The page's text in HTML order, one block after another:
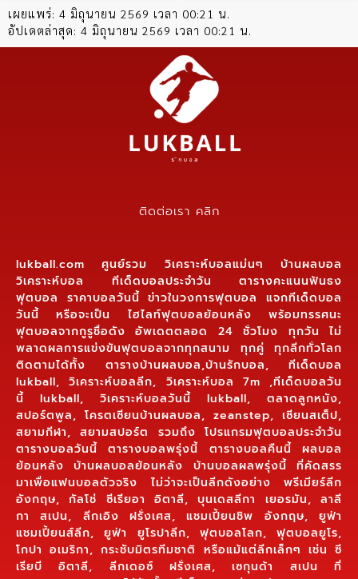
เผยแพร่: 4 มิถุนายน 2569 เวลา 00:21 น.
อัปเดตล่าสุด: 4 มิถุนายน 2569 เวลา 00:21 น.
ติดต่อเรา คลิก
lukball.com ศูนย์รวม วิเคราะห์บอลแม่นๆ บ้านผลบอล
วิเคราะห์บอล ทีเด็ดบอลประจำวัน ตารางคะแนนฟันธง
ฟุตบอล ราคาบอลวันนี้ ข่าวในวงการฟุตบอล แจกทีเด็ดบอล
วันนี้ หรือจะเป็น ไฮไลท์ฟุตบอลย้อนหลัง พร้อมทรรศนะ
ฟุตบอลจากกูรูชื่อดัง อัพเดตตลอด 24 ชั่วโมง ทุกวัน ไม่
พลาดผลการแข่งขันฟุตบอลจากทุกสนาม ทุกคู่ ทุกลีกทั่วโลก
ติดตามได้ทั้ง ตารางบ้านผลบอล,บ้านรักบอล, ทีเด็ดบอล
lukball, วิเคราะห์บอลลีก, วิเคราะห์บอล 7m ,ทีเด็ดบอลวัน
นี้ lukball, วิเคราะห์บอลวันนี้ lukball, ตลาดลูกหนัง,
สปอร์ตพูล, โครตเซียนบ้านผลบอล, zeanstep, เซียนสเต็ป,
สยามกีฬา, สยามสปอร์ต รวมถึง โปรแกรมฟุตบอลประจำวัน
ตารางบอลวันนี้ ตารางบอลพรุ่งนี้ ตารางบอลคืนนี้ ผลบอล
ย้อนหลัง บ้านผลบอลย้อนหลัง บ้านบอลผลพรุ่งนี้ ที่คัดสรร
มาเพื่อแฟนบอลตัวจริง ไม่ว่าจะเป็นลีกดังอย่าง พรีเมียร์ลีก
อังกฤษ, กัลโช่ ซีเรียอา อิตาลี, บุนเดสลีกา เยอรมัน, ลาลี
กา สเปน, ลีกเอิง ฝรั่งเศส, แชมเปี้ยนชิพ อังกฤษ, ยูฟ่า
แชมเปี้ยนส์ลีก, ยูฟ่า ยูโรปาลีก, ฟุตบอลโลก, ฟุตบอลยูโร,
โกปา อเมริกา, กระชับมิตรทีมชาติ หรือแม้แต่ลีกเล็กๆ เช่น ซี
เรียบี อิตาลี, ลีกเดอซ์ ฝรั่งเศส, เซกุนด้า สเปน ที่